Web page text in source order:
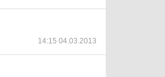
14:15 04.03.2013